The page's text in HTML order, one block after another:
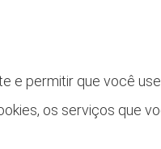
e permitir que você
os serviços que